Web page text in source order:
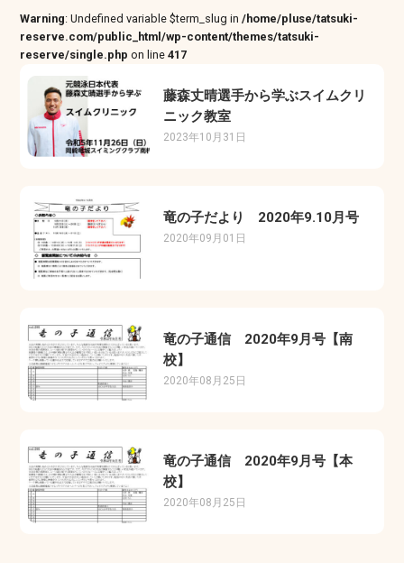
Warning: Undefined variable $term_slug in/home/pluse/tatsuki-
reserve.com/public_html/wp-content/themes/tatsuki-
reserve/single.php on line417
藤森丈晴選手から学ぶスイムクリ
ニック教室
2023年10月31日
竜の子だより 2020年9.10月号
2020年09月01日
竜の子通信 2020年9月号【南
校】
2020年08月25日
竜の子通信 2020年9月号【本
校】
2020年08月25日